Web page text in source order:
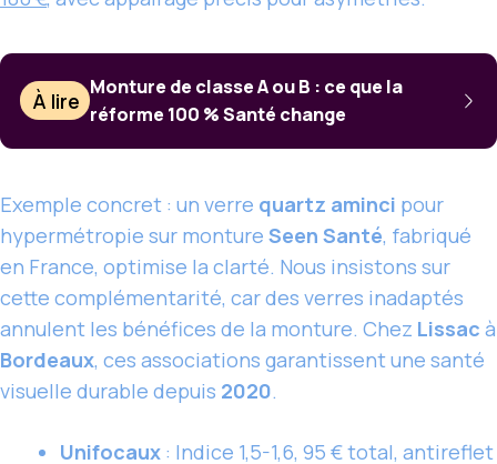
À lire
Monture de classe A ou B : ce que la
réforme 100 % Santé change
Exemple concret : un verre quartz aminci pour
hypermétropie sur monture Seen Santé, fabriqué
en France, optimise la clarté. Nous insistons sur
cette complémentarité, car des verres inadaptés
annulent les bénéfices de la monture. Chez Lissac à
Bordeaux, ces associations garantissent une santé
visuelle durable depuis 2020.
Unifocaux : Indice 1,5-1,6, 95 € total, antireflet